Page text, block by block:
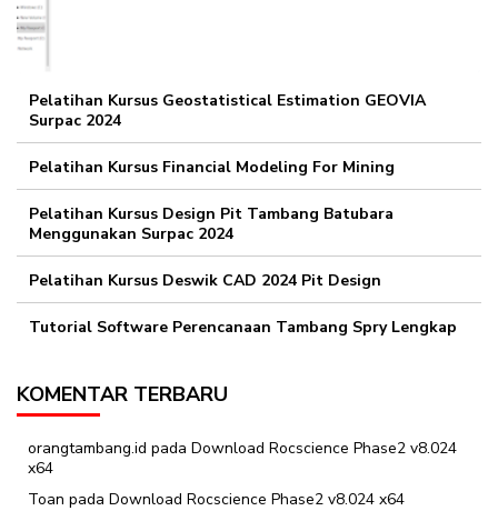
Pelatihan Kursus Geostatistical Estimation GEOVIA
Surpac 2024
Pelatihan Kursus Financial Modeling For Mining
Pelatihan Kursus Design Pit Tambang Batubara
Menggunakan Surpac 2024
Pelatihan Kursus Deswik CAD 2024 Pit Design
Tutorial Software Perencanaan Tambang Spry Lengkap
KOMENTAR TERBARU
orangtambang.id pada Download Rocscience Phase2 v8.024
x64
Toan pada Download Rocscience Phase2 v8.024 x64